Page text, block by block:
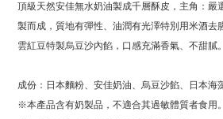
頂級天然安佳無水奶油製成千層酥皮，主角：嚴
製而成，質地有彈性、油潤有光澤特別用米酒去
雲紅豆特製烏豆沙內餡，口感充滿香氣、不甜膩。
成份：日本麵粉、安佳奶油、烏豆沙餡、日本海
※本產品含有奶製品，不適合其過敏體質者食用。